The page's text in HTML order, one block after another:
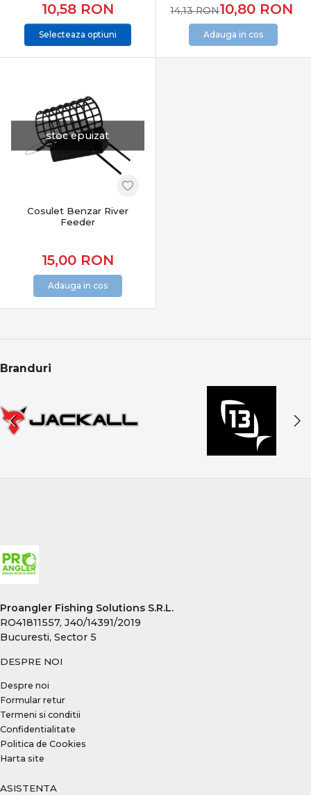
10,58 RON
Selecteaza optiuni
10,80 RON
14,13RON
Adauga in cos
stoc epuizat
Cosulet Benzar River
Feeder
15,00 RON
Adauga in cos
Branduri
Proangler Fishing Solutions S.R.L.
RO41811557, J40/14391/2019
Bucuresti, Sector 5
DESPRE NOI
Despre noi
Formular retur
Termeni si conditii
Confidentialitate
Politica de Cookies
Harta site
ASISTENTA